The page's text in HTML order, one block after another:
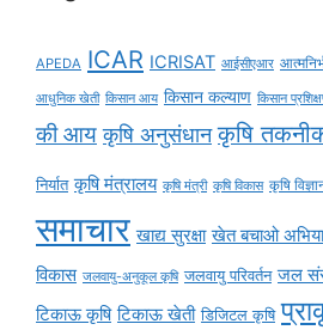
APEDA ICAR ICRISAT आईसीएआर
आधुनिक खेती किसान आय किसान कल्याण किसान
की आय कृषि अनुसंधान कृषि
निर्यात कृषि मंत्रालय कृषि मंत्री कृषि विकास कृषि
समाचार खाद्य सुरक्षा खेत बचाओ
विकास जलवायु-अनुकूल कृषि जलवायु परिवर्तन जल
टिकाऊ कृषि टिकाऊ खेती डिजिटल कृषि